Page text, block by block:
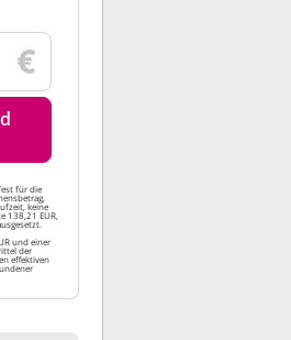
für die
keine
138,21 EUR,
und einer
der
effektiven